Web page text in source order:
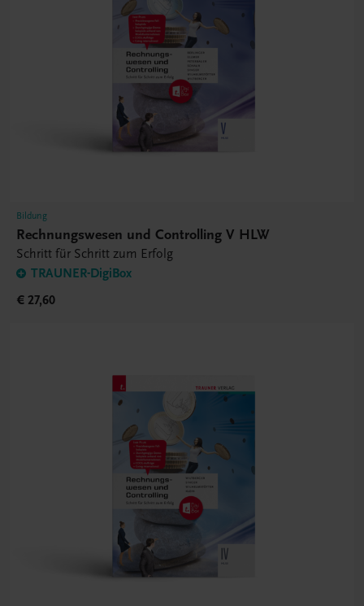
Bildung
Rechnungswesen und Controlling V HLW
Schritt für Schritt zum Erfolg
TRAUNER-DigiBox
€ 27,60